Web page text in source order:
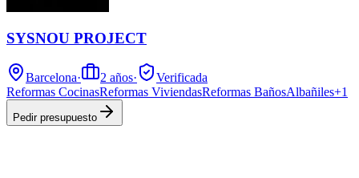
SYSNOU PROJECT
Barcelona· 2 años·
Verificada
Reformas CocinasReformas ViviendasReformas BañosAlbañiles+1
Pedir presupuesto